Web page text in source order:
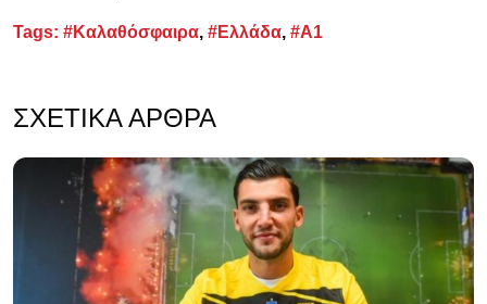
Tags: #Καλαθόσφαιρα, #Ελλάδα, #Α1
ΣΧΕΤΙΚΆ ΆΡΘΡΑ